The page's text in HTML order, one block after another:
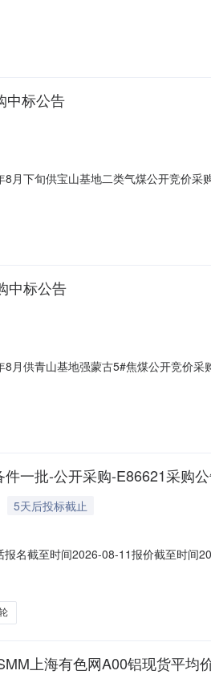
中标公告
月下旬供宝山基地二类气煤公开竞价
中标公告
月供青山基地强蒙古5#焦煤公开竞价
一批-公开采购-E86621采购
5天后投标截止
名截至时间2026-08-11报价截至时
武南变速机械有限公司;制造号
上海有色网A00铝现货平